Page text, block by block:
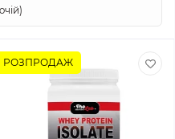
РОЗПРОДАЖ